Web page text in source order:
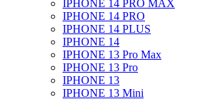
IPHONE 14 PRO MAX
IPHONE 14 PRO
IPHONE 14 PLUS
IPHONE 14
IPHONE 13 Pro Max
IPHONE 13 Pro
IPHONE 13
IPHONE 13 Mini